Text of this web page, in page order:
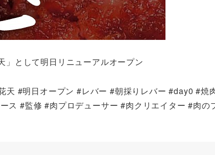
」として明日リニューアルオープン️
#明日オープン #レバー #朝採りレバー #day0 #焼
ス #監修 #肉プロデューサー #肉クリエイター #肉の